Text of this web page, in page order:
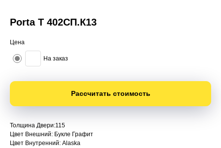
Porta T 402СП.К13
Цена
На заказ
Рассчитать стоимость
Толщина Двери:115
Цвет Внешний: Букле Графит
Цвет Внутренний: Alaska